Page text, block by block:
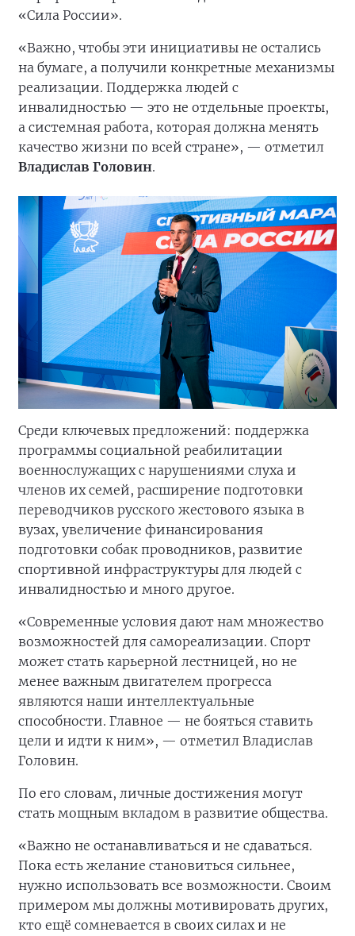
«Сила России».
«Важно, чтобы эти инициативы не остались
на бумаге, а получили конкретные механизмы
реализации. Поддержка людей с
инвалидностью — это не отдельные проекты,
а системная работа, которая должна менять
качество жизни по всей стране», — отметил
Владислав Головин.
Среди ключевых предложений: поддержка
программы социальной реабилитации
военнослужащих с нарушениями слуха и
членов их семей, расширение подготовки
переводчиков русского жестового языка в
вузах, увеличение финансирования
подготовки собак проводников, развитие
спортивной инфраструктуры для людей с
инвалидностью и много другое.
«Современные условия дают нам множество
возможностей для самореализации. Спорт
может стать карьерной лестницей, но не
менее важным двигателем прогресса
являются наши интеллектуальные
способности. Главное — не бояться ставить
цели и идти к ним», — отметил Владислав
Головин.
По его словам, личные достижения могут
стать мощным вкладом в развитие общества.
«Важно не останавливаться и не сдаваться.
Пока есть желание становиться сильнее,
нужно использовать все возможности. Своим
примером мы должны мотивировать других,
кто ещё сомневается в своих силах и не